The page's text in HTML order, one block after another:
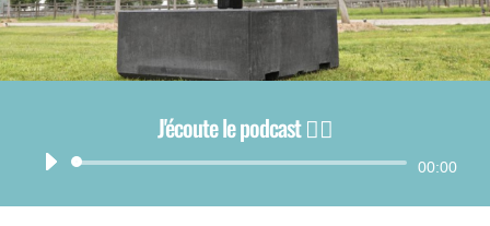
J'écoute le podcast 👂🏻
Lecteur
00:00